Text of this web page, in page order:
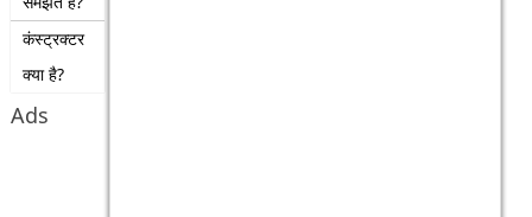
कंस्ट्रक्टर
क्या है?
Ads